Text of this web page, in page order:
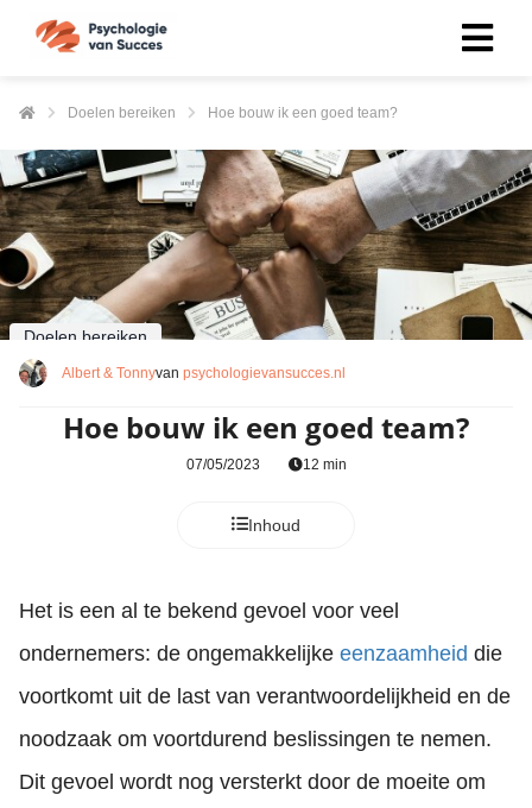
Doelen bereiken Hoe bouw ik een goed team?
Doelen bereiken
Albert & Tonnyvan psychologievansucces.nl
Hoe bouw ik een goed team?
07/05/2023 12 min
Inhoud
Het is een al te bekend gevoel voor veel
ondernemers: de ongemakkelijke eenzaamheid die
voortkomt uit de last van verantwoordelijkheid en de
noodzaak om voortdurend beslissingen te nemen.
Dit gevoel wordt nog versterkt door de moeite om